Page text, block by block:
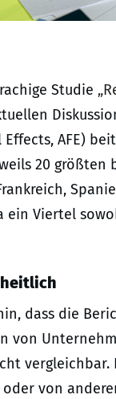
Studie
AFE)
20
ein Viertel
dass die
von
von